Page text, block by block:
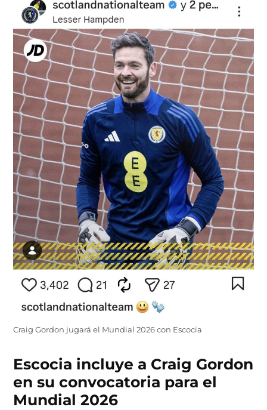
Craig Gordon jugará el Mundial 2026 con Escocia
Escocia incluye a Craig Gordon
en su convocatoria para el
Mundial 2026